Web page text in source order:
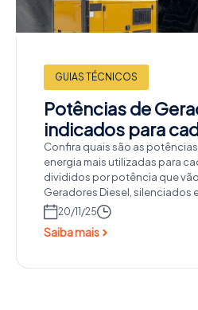
GUIAS TÉCNICOS
Potências de
indicados para
Confira quais são as
energia mais utilizadas para
divididos por potência que vão
Geradores Diesel, silenciados
20/11/25
Saiba mais